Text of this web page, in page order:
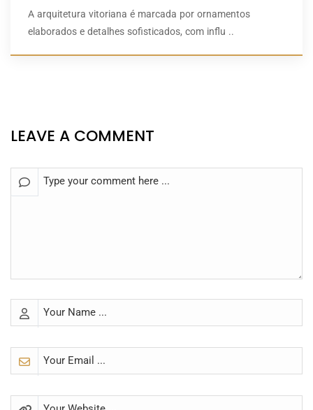
A arquitetura vitoriana é marcada por ornamentos
elaborados e detalhes sofisticados, com influ ..
LEAVE A COMMENT